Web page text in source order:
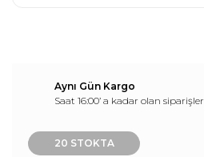
Aynı Gün Kargo
Saat 16:00’ a kadar olan siparişler
20 STOKTA